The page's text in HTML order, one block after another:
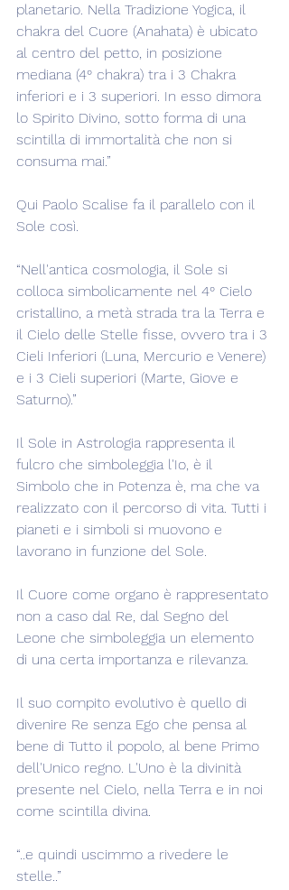
planetario. Nella Tradizione Yogica, il
chakra del Cuore (Anahata) è ubicato
al centro del petto, in posizione
mediana (4° chakra) tra i 3 Chakra
inferiori e i 3 superiori. In esso dimora
lo Spirito Divino, sotto forma di una
scintilla di immortalità che non si
consuma mai.”
Qui Paolo Scalise fa il parallelo con il
Sole così.
“Nell'antica cosmologia, il Sole si
colloca simbolicamente nel 4° Cielo
cristallino, a metà strada tra la Terra e
il Cielo delle Stelle fisse, ovvero tra i 3
Cieli Inferiori (Luna, Mercurio e Venere)
e i 3 Cieli superiori (Marte, Giove e
Saturno).”
Il Sole in Astrologia rappresenta il
fulcro che simboleggia l'Io, è il
Simbolo che in Potenza è, ma che va
realizzato con il percorso di vita. Tutti i
pianeti e i simboli si muovono e
lavorano in funzione del Sole.
Il Cuore come organo è rappresentato
non a caso dal Re, dal Segno del
Leone che simboleggia un elemento
di una certa importanza e rilevanza.
Il suo compito evolutivo è quello di
divenire Re senza Ego che pensa al
bene di Tutto il popolo, al bene Primo
dell'Unico regno. L'Uno è la divinità
presente nel Cielo, nella Terra e in noi
come scintilla divina.
“..e quindi uscimmo a rivedere le
stelle..”